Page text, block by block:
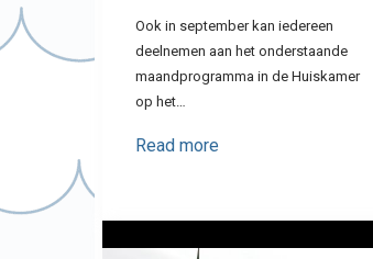
Ook in september kan iedereen
deelnemen aan het onderstaande
maandprogramma in de Huiskamer
op het…
Read more